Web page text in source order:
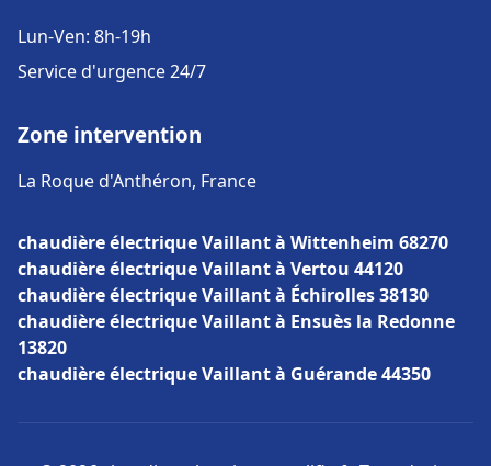
Lun-Ven: 8h-19h
Service d'urgence 24/7
Zone intervention
La Roque d'Anthéron, France
chaudière électrique Vaillant à Wittenheim 68270
chaudière électrique Vaillant à Vertou 44120
chaudière électrique Vaillant à Échirolles 38130
chaudière électrique Vaillant à Ensuès la Redonne
13820
chaudière électrique Vaillant à Guérande 44350